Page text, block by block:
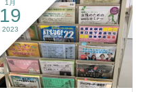
1月
19
2023